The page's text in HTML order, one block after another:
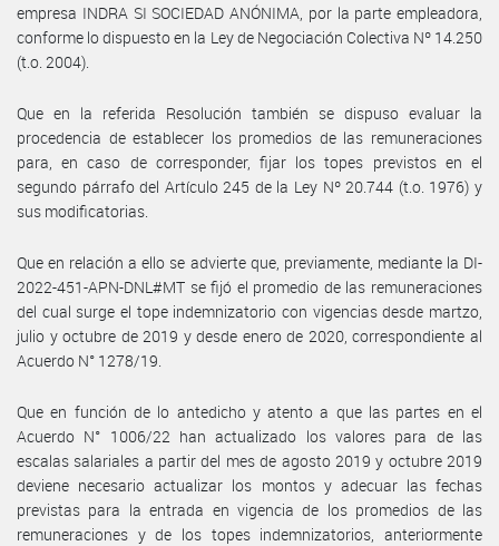
empresa INDRA SI SOCIEDAD ANÓNIMA, por la parte empleadora,
conforme lo dispuesto en la Ley de Negociación Colectiva Nº 14.250
(t.o. 2004).
Que en la referida Resolución también se dispuso evaluar la
procedencia de establecer los promedios de las remuneraciones
para, en caso de corresponder, fijar los topes previstos en el
segundo párrafo del Artículo 245 de la Ley Nº 20.744 (t.o. 1976) y
sus modificatorias.
Que en relación a ello se advierte que, previamente, mediante la DI-
2022-451-APN-DNL#MT se fijó el promedio de las remuneraciones
del cual surge el tope indemnizatorio con vigencias desde martzo,
julio y octubre de 2019 y desde enero de 2020, correspondiente al
Acuerdo N° 1278/19.
Que en función de lo antedicho y atento a que las partes en el
Acuerdo N° 1006/22 han actualizado los valores para de las
escalas salariales a partir del mes de agosto 2019 y octubre 2019
deviene necesario actualizar los montos y adecuar las fechas
previstas para la entrada en vigencia de los promedios de las
remuneraciones y de los topes indemnizatorios, anteriormente